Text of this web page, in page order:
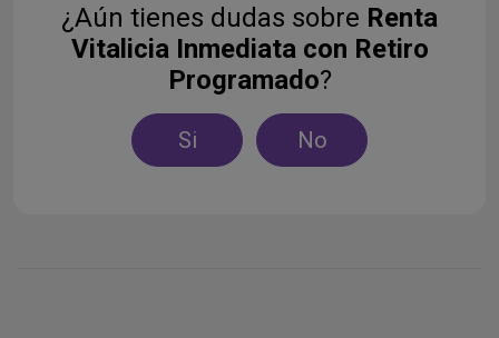
¿Aún tienes dudas sobre Renta
Vitalicia Inmediata con Retiro
Programado​?
Si No